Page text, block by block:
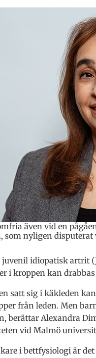
även vid en
som nyligen
idiopatisk artrit
i kroppen kan
satt sig i käkleden
från leden. Men
berättar Alexandra
vid Malmö
i bettfysiologi är